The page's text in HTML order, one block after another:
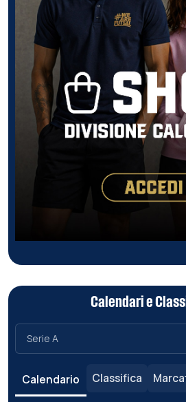
Calendari e
Calendario Classifica